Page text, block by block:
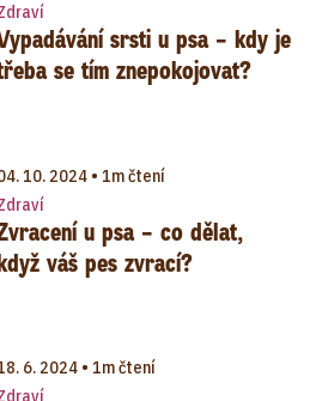
srsti u psa – kdy je
se tím znepokojovat?
10. 2024 • 1m čtení
u psa – co dělat,
váš pes zvrací?
6. 2024 • 1m čtení